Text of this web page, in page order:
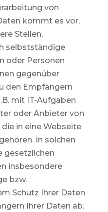
von
kommt es vor,
Stellen,
selbstständige
oder Personen
gegenüber
den Empfängern
mit IT-Aufgaben
oder Anbieter von
in eine Webseite
In solchen
gesetzlichen
insbesondere
bzw.
Schutz Ihrer Daten
Ihrer Daten ab.